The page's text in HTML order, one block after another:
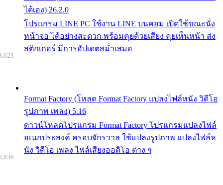
ได้เอง) 26.2.0
โปรแกรม LINE PC ใช้งาน LINE บนคอม เปิดใช้ขณะนั่ง
หน้าจอ ได้อย่างสะดวก พร้อมคุยด้วยเสียง คุยเห็นหน้า ส่ง
สติกเกอร์ มีการอัปเดตสม่ำเสมอ
Format Factory (โหลด Format Factory แปลงไฟล์หนัง วิดีโอ
รูปภาพ เพลง) 5.16
ดาวน์โหลดโปรแกรม Format Factory โปรแกรมแปลงไฟล์
อเนกประสงค์ ครอบจักรวาล ใช้แปลงรูปภาพ แปลงไฟล์ห
นัง วิดีโอ เพลง ไฟล์เสียงออดิโอ ต่าง ๆ